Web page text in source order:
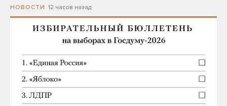
НОВОСТИ 12 часов назад